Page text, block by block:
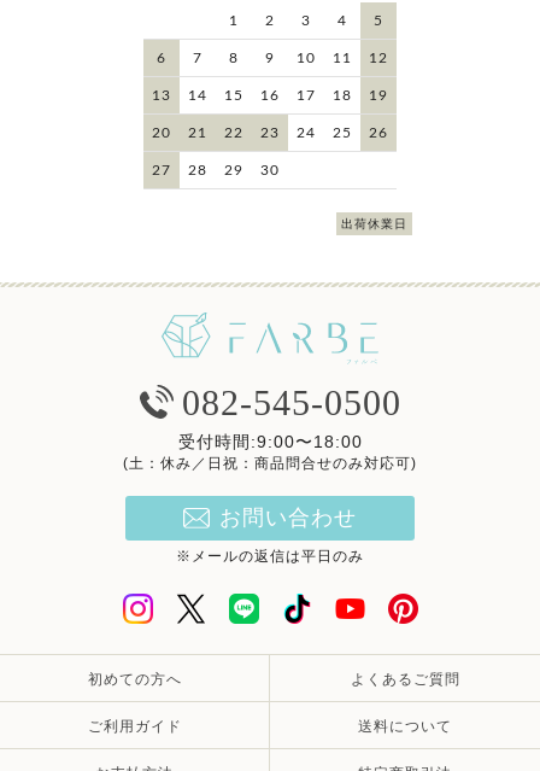
1 2 3 4 5
6 7 8 9 10 11 12
13 14 15 16 17 18 19
20 21 22 23 24 25 26
27 28 29 30
出荷休業日
082-545-0500
受付時間:9:00〜18:00
(土：休み／日祝：商品問合せのみ対応可)
お問い合わせ
※メールの返信は平日のみ
初めての方へ よくあるご質問
ご利用ガイド 送料について